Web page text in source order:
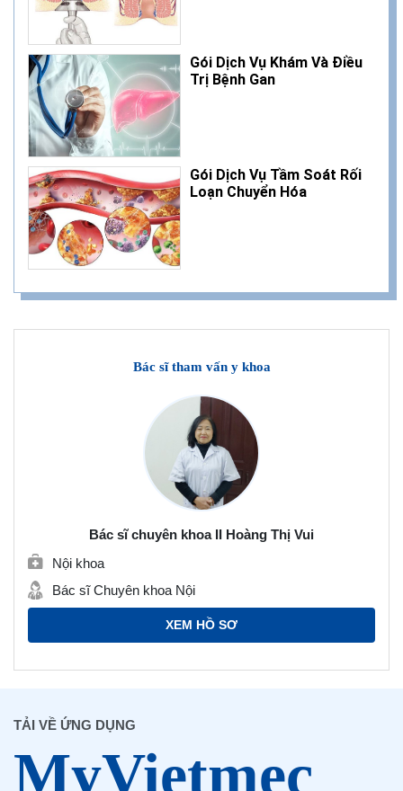
Gói Dịch Vụ Khám Và Điều
Trị Bệnh Gan
Gói Dịch Vụ Tầm Soát Rối
Loạn Chuyển Hóa
Bác sĩ tham vấn y khoa
Bác sĩ chuyên khoa II Hoàng Thị Vui
Nội khoa
Bác sĩ Chuyên khoa Nội
XEM HỒ SƠ
TẢI VỀ ỨNG DỤNG